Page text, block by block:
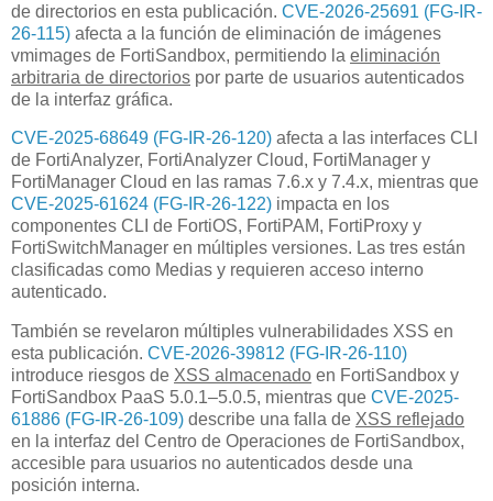
de directorios en esta publicación. CVE-2026-25691 (FG-IR-
26-115) afecta a la función de eliminación de imágenes
vmimages de FortiSandbox, permitiendo la eliminación
arbitraria de directorios por parte de usuarios autenticados
de la interfaz gráfica.
CVE-2025-68649 (FG-IR-26-120) afecta a las interfaces CLI
de FortiAnalyzer, FortiAnalyzer Cloud, FortiManager y
FortiManager Cloud en las ramas 7.6.x y 7.4.x, mientras que
CVE-2025-61624 (FG-IR-26-122) impacta en los
componentes CLI de FortiOS, FortiPAM, FortiProxy y
FortiSwitchManager en múltiples versiones. Las tres están
clasificadas como Medias y requieren acceso interno
autenticado.
También se revelaron múltiples vulnerabilidades XSS en
esta publicación. CVE-2026-39812 (FG-IR-26-110)
introduce riesgos de XSS almacenado en FortiSandbox y
FortiSandbox PaaS 5.0.1–5.0.5, mientras que CVE-2025-
61886 (FG-IR-26-109) describe una falla de XSS reflejado
en la interfaz del Centro de Operaciones de FortiSandbox,
accesible para usuarios no autenticados desde una
posición interna.